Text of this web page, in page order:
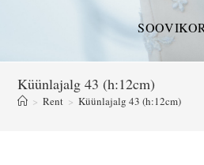
Küünlajalg 43 (h:12cm)
> Rent > Küünlajalg 43 (h:12cm)